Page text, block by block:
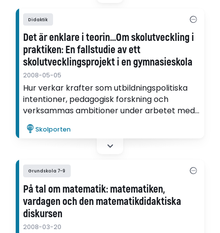
Didaktik
Det är enklare i teorin...Om skolutveckling i
praktiken: En fallstudie av ett
skolutvecklingsprojekt i en gymnasieskola
2008-05-05
Hur verkar krafter som utbildningspolitiska
intentioner, pedagogisk forskning och
verksammas ambitioner under arbetet med
ett skolutvecklingsprojekt i en
gymnasieskola? Det undersöker Inger von
Schantz Lundgren i studien "Det är enklare i
Skolporten
Grundskola 7-9
På tal om matematik: matematiken,
vardagen och den matematikdidaktiska
diskursen
2008-03-20